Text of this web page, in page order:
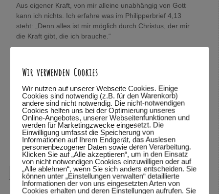
Aus eigener Kraft, von mir alleine unabhängig von Gott
kann ich nichts. Ich erfahre was im Philipperbrief 4,13
steht: „Denn alles ist mir möglich durch Christus, der mir
die Kraft gibt, die ich brauche.“
Herren und ich darf aus Gnade sein Königskind sein.
Sooooo… viele Gedanken, die ich gerne loswerden wollte.
Wolfgang, mich würde sehr interessieren, was Du darüber
denkst.
In Verbundenheit,
Mira
Antworten↓
Wolfgang Dodelsagte am28.10.2015 um 22:08 :
Wir verwenden Cookies
Wir nutzen auf unserer Webseite Cookies. Einige
Cookies sind notwendig (z.B. für den Warenkorb)
andere sind nicht notwendig. Die nicht-notwendigen
Cookies helfen uns bei der Optimierung unseres
Online-Angebotes, unserer Webseitenfunktionen und
werden für Marketingzwecke eingesetzt. Die
Einwilligung umfasst die Speicherung von
Informationen auf Ihrem Endgerät, das Auslesen
personenbezogener Daten sowie deren Verarbeitung.
Klicken Sie auf „Alle akzeptieren“, um in den Einsatz
von nicht notwendigen Cookies einzuwilligen oder auf
„Alle ablehnen“, wenn Sie sich anders entscheiden. Sie
können unter „Einstellungen verwalten“ detaillierte
Informationen der von uns eingesetzten Arten von
Cookies erhalten und deren Einstellungen aufrufen. Sie